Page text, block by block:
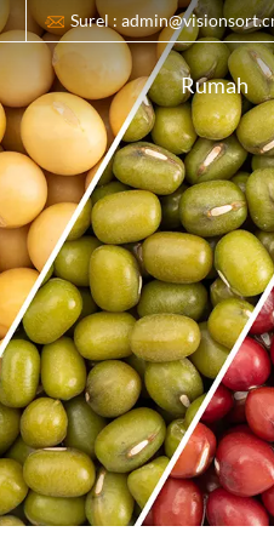
Surel :
Rumah